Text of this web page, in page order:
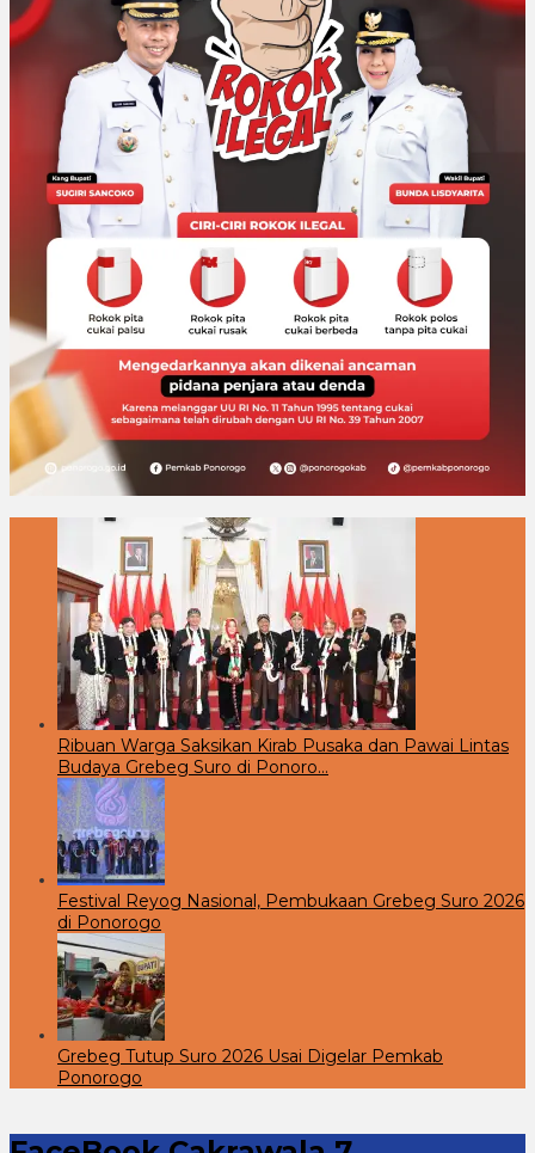
Ribuan Warga Saksikan Kirab Pusaka dan Pawai Lintas
Budaya Grebeg Suro di Ponoro…
Festival Reyog Nasional, Pembukaan Grebeg Suro 2026
di Ponorogo
Grebeg Tutup Suro 2026 Usai Digelar Pemkab
Ponorogo